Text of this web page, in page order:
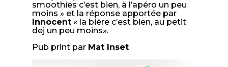
smoothies c’est bien, à l’apéro un peu
moins » et la réponse apportée par
Innocent« la bière c’est bien, au petit
dej un peu moins».
Pub print par Mat Inset